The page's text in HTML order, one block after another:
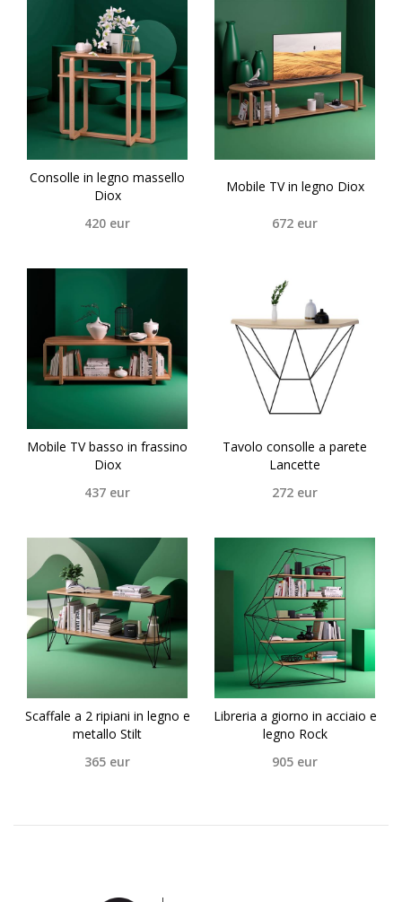
Consolle in legno massello
Diox
420 eur
Mobile TV in legno Diox
672 eur
Mobile TV basso in frassino
Diox
437 eur
Tavolo consolle a parete
Lancette
272 eur
Scaffale a 2 ripiani in legno e
metallo Stilt
365 eur
Libreria a giorno in acciaio e
legno Rock
905 eur